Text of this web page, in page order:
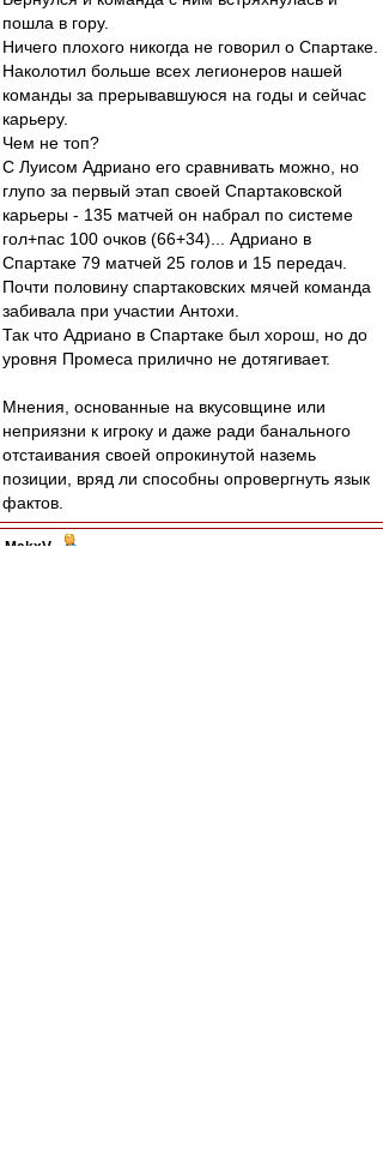
пошла в гору.
Ничего плохого никогда не говорил о Спартаке.
Наколотил больше всех легионеров нашей
команды за прерывавшуюся на годы и сейчас
карьеру.
Чем не топ?
С Луисом Адриано его сравнивать можно, но
глупо за первый этап своей Спартаковской
карьеры - 135 матчей он набрал по системе
гол+пас 100 очков (66+34)... Адриано в
Спартаке 79 матчей 25 голов и 15 передач.
Почти половину спартаковских мячей команда
забивала при участии Антохи.
Так что Адриано в Спартаке был хорош, но до
уровня Промеса прилично не дотягивает.
Мнения, основанные на вкусовщине или
неприязни к игроку и даже ради банального
отстаивания своей опрокинутой наземь
позиции, вряд ли способны опровергнуть язык
фактов.
MakxV